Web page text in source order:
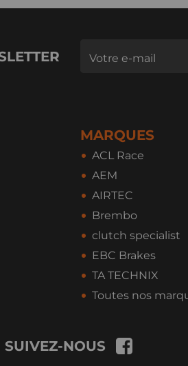
MARQUES
ACL Race
AEM
AIRTEC
Brembo
clutch specialist
EBC Brakes
TA TECHNIX
Toutes nos
SUIVEZ-NOUS